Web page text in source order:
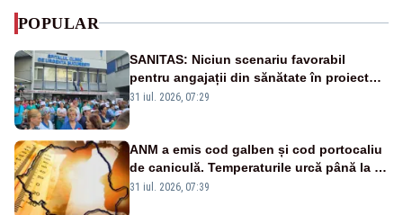
POPULAR
SANITAS: Niciun scenariu favorabil
pentru angajații din sănătate în proiectul
Legii salarizării
31 iul. 2026, 07:29
ANM a emis cod galben și cod portocaliu
de caniculă. Temperaturile urcă până la 38
de grade, iar nopțile devin tropicale
31 iul. 2026, 07:39